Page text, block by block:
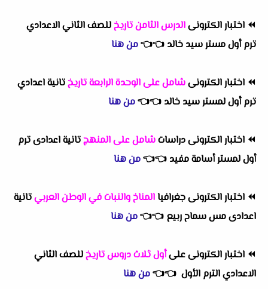
⏪ اختبار الكترونىالدرس الثامن تاريخللصف الثاني الاعدادي
ترم أول مستر سيد خالد 👈
👈من هنا
⏪ اختبار الكترونىشامل على الوحدة الرابعة تاريختانية اعدادي
ترم أول لمستر سيد خالد 👈
👈من هنا
⏪ اختبار الكترونى دراساتشامل على المنهجتانية اعدادى ترم
أول لمستر أسامة مفيد 👈
👈من هنا
⏪ اختبار الكترونى جغرافياالمناخ والنبات في الوطن العربيتانية
اعدادىمس سماح ربيع 👈
👈من هنا
⏪ اختبار الكترونى علىأول ثلاث دروس تاريخللصف الثاني
الاعدادي الترم الأول 👈
👈من هنا